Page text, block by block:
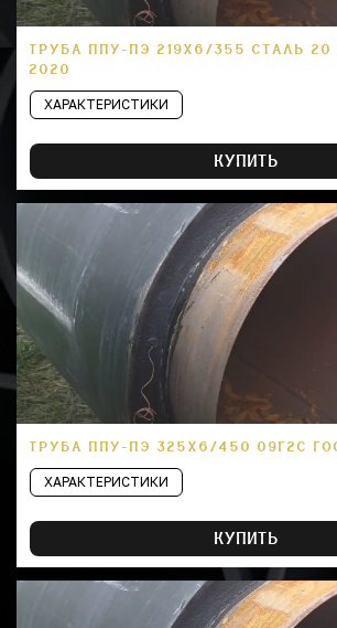
ТРУБА ППУ-ПЭ 219Х6/355 СТАЛЬ 20
2020
ХАРАКТЕРИСТИКИ
КУПИТЬ
ТРУБА ППУ-ПЭ 325Х6/450 09Г2С
ХАРАКТЕРИСТИКИ
КУПИТЬ